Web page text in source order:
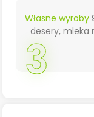
Własne wyroby
desery, mleka
3